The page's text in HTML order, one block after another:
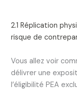
2.1 Réplication
risque de
Vous allez voir
délivrer une
l’éligibilité PEA